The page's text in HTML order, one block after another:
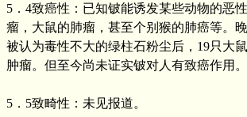
5．4致癌性：已知铍能诱发某些动物的恶
瘤，大鼠的肺瘤，甚至个别猴的肺癌等。
被认为毒性不大的绿柱石粉尘后，19只大
肿瘤。但至今尚未证实铍对人有致癌作用。
5．5致畸性：未见报道。